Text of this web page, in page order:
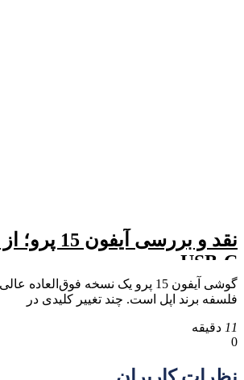
نقد و بررسی
USB-C
گوشی آیفون 15 پرو یک نسخه
فلسفه برند اپل است. چند تغییر کلیدی در
11 دقیقه
0